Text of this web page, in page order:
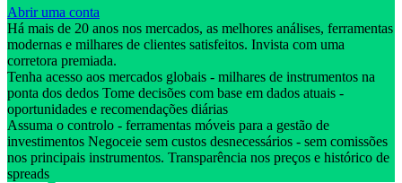
Abrir uma conta
Há mais de 20 anos nos mercados, as melhores análises, ferramentas
modernas e milhares de clientes satisfeitos. Invista com uma
corretora premiada.
Tenha acesso aos mercados globais - milhares de instrumentos na
ponta dos dedos Tome decisões com base em dados atuais -
oportunidades e recomendações diárias
Assuma o controlo - ferramentas móveis para a gestão de
investimentos Negoceie sem custos desnecessários - sem comissões
nos principais instrumentos. Transparência nos preços e histórico de
spreads